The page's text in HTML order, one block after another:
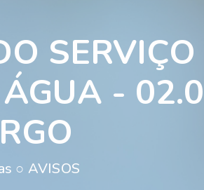
-
○ AVISOS